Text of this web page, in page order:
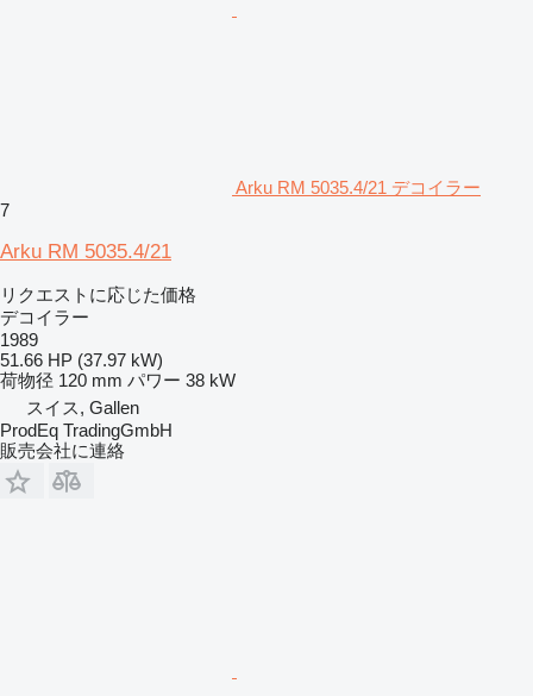
Arku RM 5035.4/21 デコイラー
7
Arku RM 5035.4/21
リクエストに応じた価格
デコイラー
1989
51.66 HP (37.97 kW)
荷物径 120 mm パワー 38 kW
スイス, Gallen
ProdEq TradingGmbH
販売会社に連絡